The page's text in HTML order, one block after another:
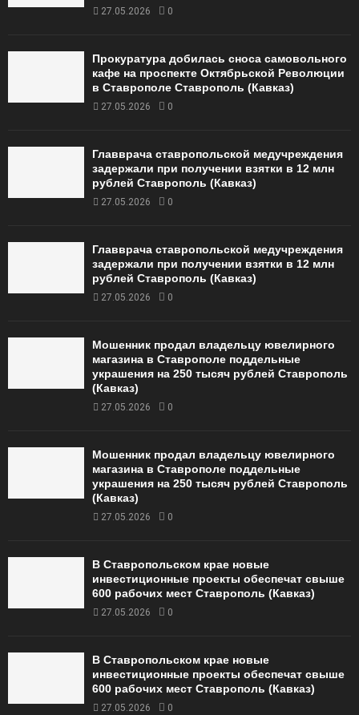
27.05.2026 0
Прокуратура добилась сноса самовольного
кафе на проспекте Октябрьской Революции
в Ставрополе Ставрополь (Кавказ)
27.05.2026 0
Главврача ставропольской медучреждения
задержали при получении взятки в 12 млн
рублей Ставрополь (Кавказ)
27.05.2026 0
Главврача ставропольской медучреждения
задержали при получении взятки в 12 млн
рублей Ставрополь (Кавказ)
27.05.2026 0
Мошенник продал владельцу ювелирного
магазина в Ставрополе поддельные
украшения на 250 тысяч рублей Ставрополь
(Кавказ)
27.05.2026 0
Мошенник продал владельцу ювелирного
магазина в Ставрополе поддельные
украшения на 250 тысяч рублей Ставрополь
(Кавказ)
27.05.2026 0
В Ставропольском крае новые
инвестиционные проекты обеспечат свыше
600 рабочих мест Ставрополь (Кавказ)
27.05.2026 0
В Ставропольском крае новые
инвестиционные проекты обеспечат свыше
600 рабочих мест Ставрополь (Кавказ)
27.05.2026 0